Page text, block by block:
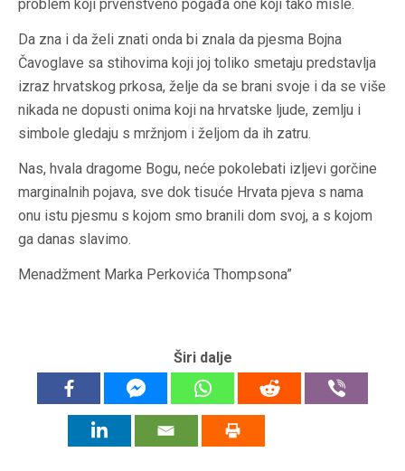
problem koji prvenstveno pogađa one koji tako misle.
Da zna i da želi znati onda bi znala da pjesma Bojna
Čavoglave sa stihovima koji joj toliko smetaju predstavlja
izraz hrvatskog prkosa, želje da se brani svoje i da se više
nikada ne dopusti onima koji na hrvatske ljude, zemlju i
simbole gledaju s mržnjom i željom da ih zatru.
Nas, hvala dragome Bogu, neće pokolebati izljevi gorčine
marginalnih pojava, sve dok tisuće Hrvata pjeva s nama
onu istu pjesmu s kojom smo branili dom svoj, a s kojom
ga danas slavimo.
Menadžment Marka Perkovića Thompsona”
Širi dalje